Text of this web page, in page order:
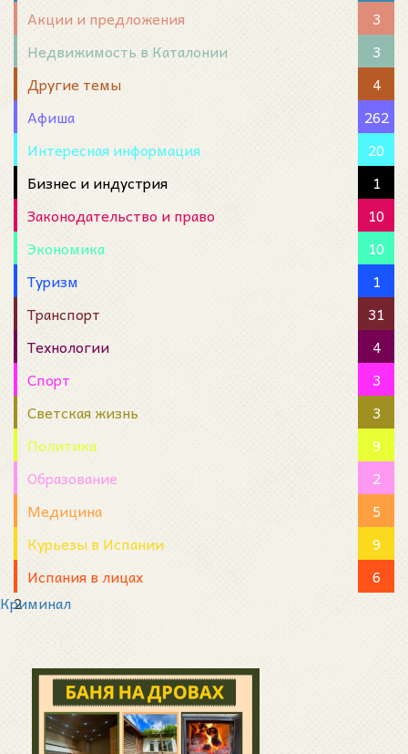
Акции и предложения
3
Недвижимость в Каталонии
3
Другие темы
4
Афиша
262
Интересная информация
20
Бизнес и индустрия
1
Законодательство и право
10
Экономика
10
Туризм
1
Транспорт
31
Технологии
4
Спорт
3
Светская жизнь
3
Политика
9
Образование
2
Медицина
5
Курьезы в Испании
9
Испания в лицах
6
Криминал
2